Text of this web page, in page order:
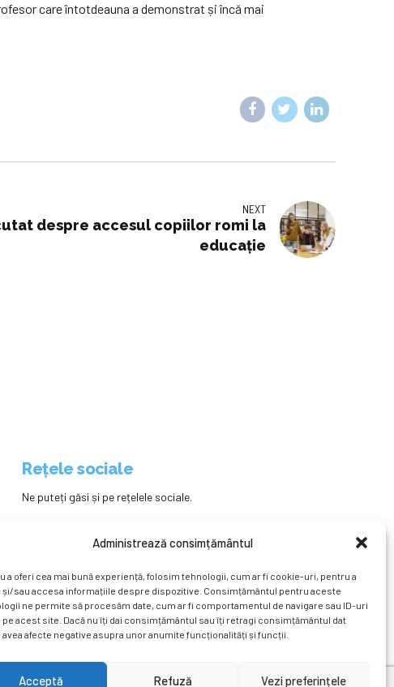
Administrează consimțământul
a oferi cea mai bună experiență, folosim tehnologii, cum ar fi cookie-uri, pentru a
și/sau accesa informațiile despre dispozitive. Consimțământul pentru aceste
ne permite să procesăm date, cum ar fi comportamentul de navigare sau ID-uri
pe acest site. Dacă nu îți dai consimțământul sau îți retragi consimțământul dat
avea afecte negative asupra unor anumite funcționalități și funcții.
Acceptă Refuză Vezi preferințele
care întotdeauna a demonstrat și încă mai
NEXT
despre accesul copiilor romi la
educație
Rețele sociale
Ne puteți găsi și pe rețelele sociale.